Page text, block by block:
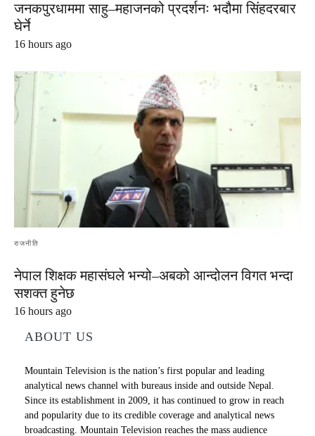
जनकपुरधाममा साहु–महाजनको प्रदर्शनः भदौमा सिंहदरबार
घेर्ने
16 hours ago
राजनीति
नेपाल शिक्षक महासंघले भन्यो–अबको आन्दोलन विगत भन्दा
सशक्त हुनेछ
16 hours ago
ABOUT US
Mountain Television is the nation’s first popular and leading
analytical news channel with bureaus inside and outside Nepal.
Since its establishment in 2009, it has continued to grow in reach
and popularity due to its credible coverage and analytical news
broadcasting. Mountain Television reaches the mass audience